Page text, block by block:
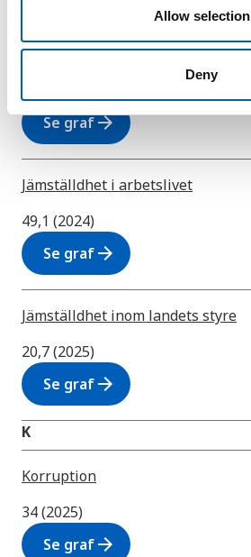
Allow selection
Deny
könen
Se grafarrow_forward
Jämställdhet i arbetslivet
49,1 (2024)
Se grafarrow_forward
Jämställdhet inom landets styre
20,7 (2025)
Se grafarrow_forward
K
Korruption
34 (2025)
Se grafarrow_forward